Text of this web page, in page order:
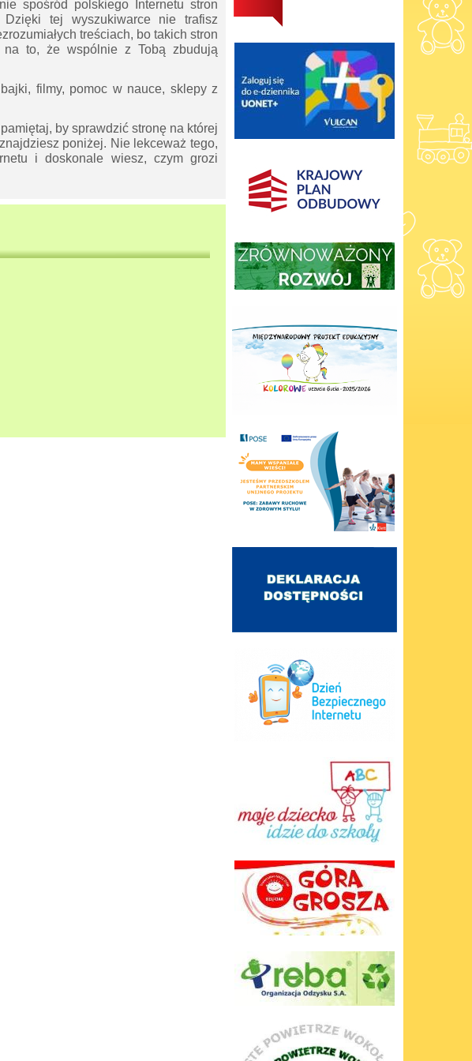
spośród polskiego Internetu stron
tej wyszukiwarce nie trafisz
treściach, bo takich stron
to, że wspólnie z Tobą zbudują
filmy, pomoc w nauce, sklepy z
by sprawdzić stronę na której
poniżej. Nie lekceważ tego,
i doskonale wiesz, czym grozi